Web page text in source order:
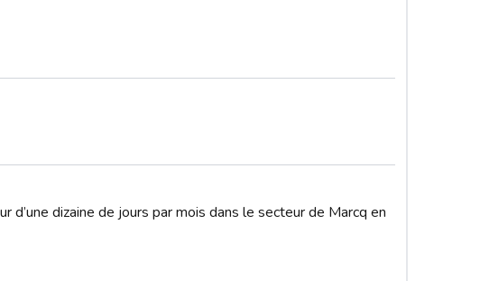
dizaine de jours par mois dans le secteur de Marcq en